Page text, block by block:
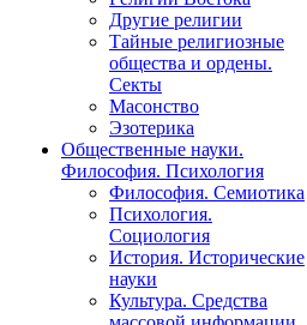
Другие религии
Тайные религиозные
общества и ордены.
Секты
Масонство
Эзотерика
Общественные науки.
Философия. Психология
Философия. Семиотика
Психология.
Социология
История. Исторические
науки
Культура. Средства